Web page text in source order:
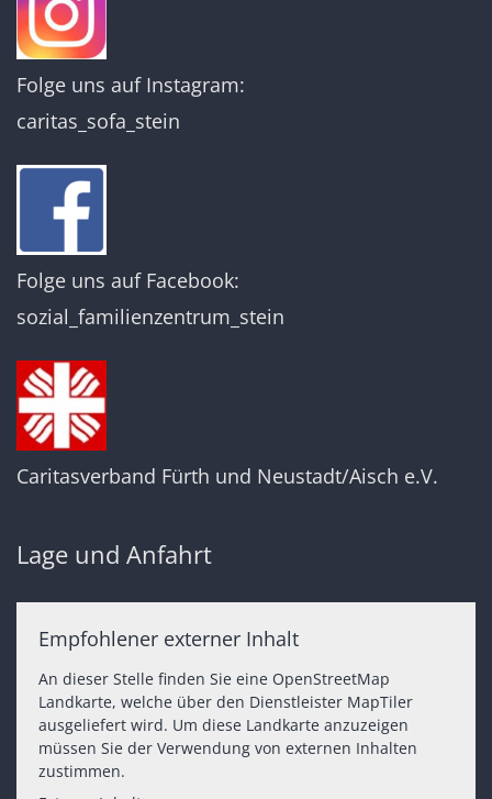
Folge uns auf Instagram:
caritas_sofa_stein
Folge uns auf Facebook:
sozial_familienzentrum_stein
Caritasverband Fürth und Neustadt/Aisch e.V.
Lage und Anfahrt
Empfohlener externer Inhalt
An dieser Stelle finden Sie eine OpenStreetMap
Landkarte, welche über den Dienstleister MapTiler
ausgeliefert wird. Um diese Landkarte anzuzeigen
müssen Sie der Verwendung von externen Inhalten
zustimmen.